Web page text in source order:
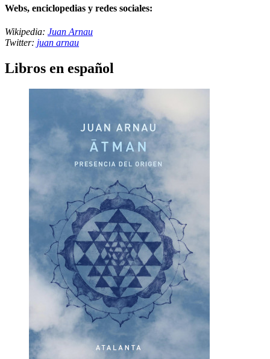
Webs, enciclopedias y redes sociales:
Wikipedia: Juan Arnau
Twitter: juan arnau
Libros en español